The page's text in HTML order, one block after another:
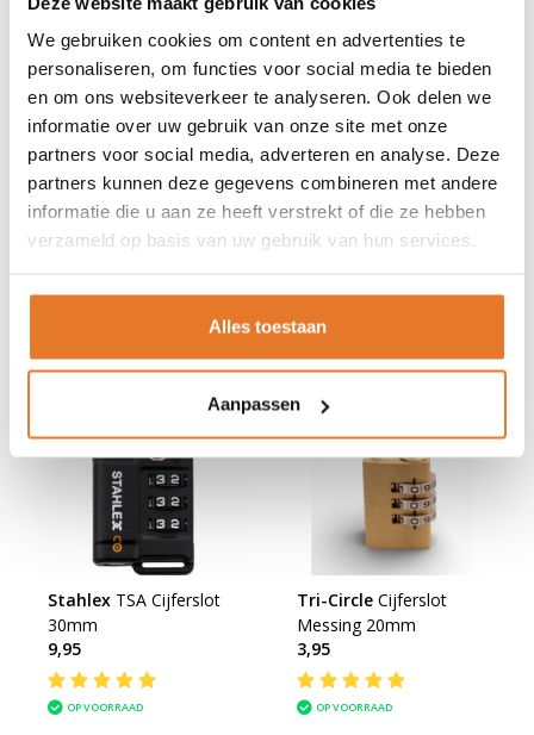
We gebruiken cookies om content en advertenties te
personaliseren, om functies voor social media te bieden
en om ons websiteverkeer te analyseren. Ook delen we
informatie over uw gebruik van onze site met onze
partners voor social media, adverteren en analyse. Deze
partners kunnen deze gegevens combineren met andere
informatie die u aan ze heeft verstrekt of die ze hebben
verzameld op basis van uw gebruik van hun services.
Alles toestaan
Aanpassen
Stahlex
Cijferslot
2,19
OP VOORRAAD
Tri-Circle
Cijferslot -
8,95
Stahlex TSA Cijferslot
30mm
9,95
OP VOORRAAD
Tri-Circle Cijferslot
Messing 20mm
3,95
OP VOORRAAD